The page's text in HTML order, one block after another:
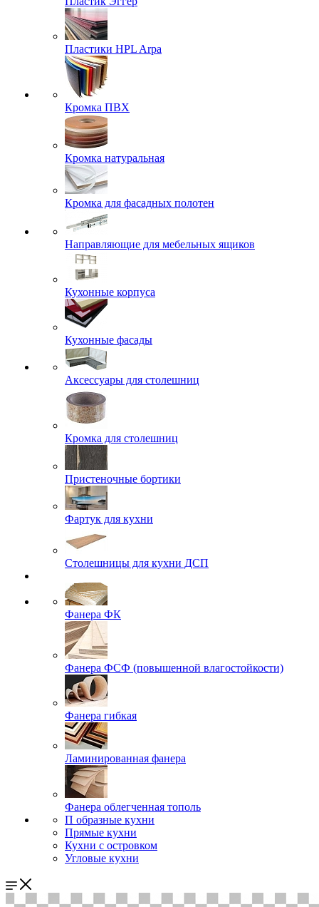
Пластики HPL Arpa
Кромка ПВХ
Кромка натуральная
Кромка для фасадных полотен
Направляющие для мебельных ящиков
Кухонные корпуса
Кухонные фасады
Аксессуары для столешниц
Кромка для столешниц
Пристеночные бортики
Фартук для кухни
Столешницы для кухни ДСП
Фанера ФК
Фанера ФСФ (повышенной влагостойкости)
Фанера гибкая
Ламинированная фанера
Фанера облегченная тополь
П образные кухни
Прямые кухни
Кухни с островком
Угловые кухни